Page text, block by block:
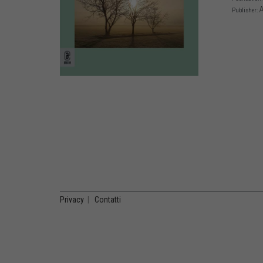
Publisher:
Privacy Contatti